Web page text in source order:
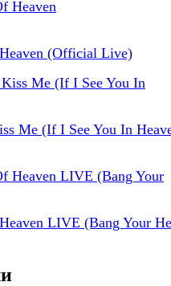
(Official Live)
Me (If I See You In
LIVE (Bang Your